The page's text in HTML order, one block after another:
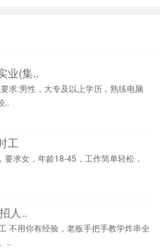
业(集..
求:男性，大专及以上学历，熟练电脑
..
工
要求女，年龄18-45，工作简单轻松，
人..
不用你有经验，老板手把手教学炸串全
..